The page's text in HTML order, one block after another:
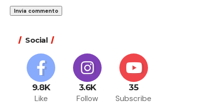
Social
9.8K
Like
3.6K
Follow
35
Subscribe